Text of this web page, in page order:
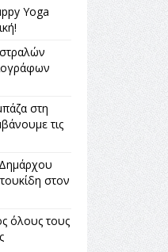
Yoga
στη
τις
στον
όλους τους